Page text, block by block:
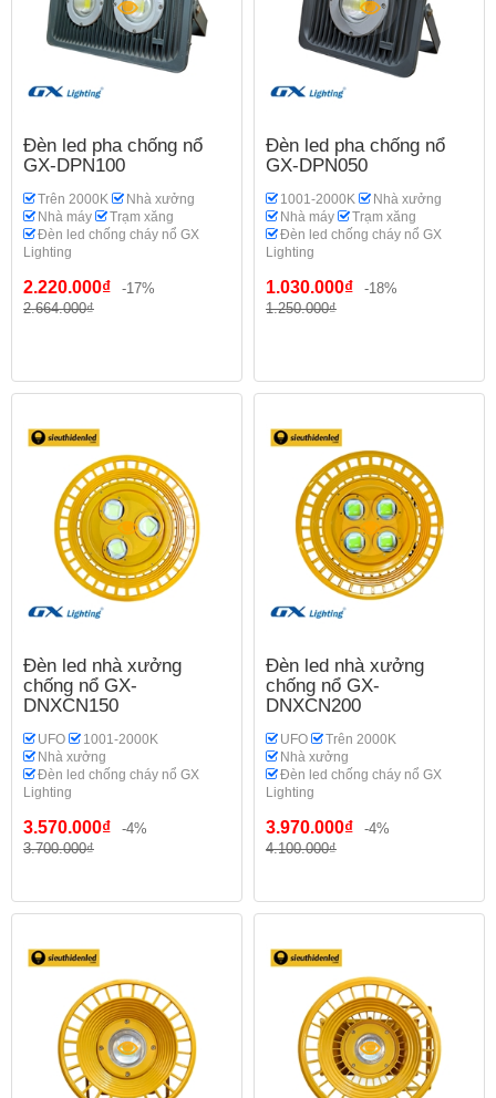
Đèn led pha chống nổ
GX-DPN100
Trên 2000K
Nhà xưởng
Nhà máy
Trạm xăng
Đèn led chống cháy nổ GX
Lighting
2.220.000₫
-17%
2.664.000₫
Đèn led pha chống nổ
GX-DPN050
1001-2000K
Nhà xưởng
Nhà máy
Trạm xăng
Đèn led chống cháy nổ GX
Lighting
1.030.000₫
-18%
1.250.000₫
Đèn led nhà xưởng
chống nổ GX-
DNXCN150
UFO
1001-2000K
Nhà xưởng
Đèn led chống cháy nổ GX
Lighting
3.570.000₫
-4%
3.700.000₫
Đèn led nhà xưởng
chống nổ GX-
DNXCN200
UFO
Trên 2000K
Nhà xưởng
Đèn led chống cháy nổ GX
Lighting
3.970.000₫
-4%
4.100.000₫